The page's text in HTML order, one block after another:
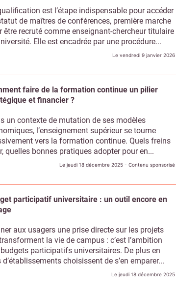
est l’étape indispensable pour accéder
de maîtres de conférences, première marche
être recruté comme enseignant-chercheur titulaire
Elle est encadrée par une procédure...
Le vendredi 9 janvier 2026
faire de la formation continue un pilier
et financier ?
un contexte de mutation de ses modèles
l’enseignement supérieur se tourne
vers la formation continue. Quels freins
quelles bonnes pratiques adopter pour en...
Le jeudi 18 décembre 2025 - Contenu sponsorisé
participatif universitaire : un outil encore en
aux usagers une prise directe sur les projets
la vie de campus : c’est l’ambition
participatifs universitaires. De plus en
d’établissements choisissent de s’en emparer...
Le jeudi 18 décembre 2025
Matin Abonnez-vous à notre
Non merci, je reçois déjà ! Je déciderai